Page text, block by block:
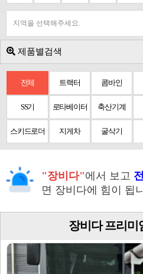
지역을 선택해주세요.
제품별검색
전체 트랙터 콤바인
SS기 로타베이터 축산기계
스키드로더 지게차 굴삭기
"장비다"에서 보고
면 장비다에 힘이 됩
장비다 프리미